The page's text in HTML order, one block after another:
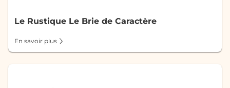
Le Rustique Le Brie de Caractère
En savoir plus